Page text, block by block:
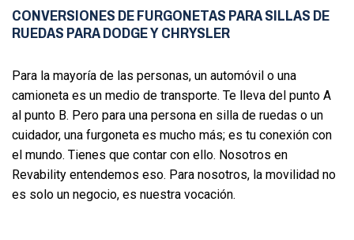
CONVERSIONES DE FURGONETAS PARA SILLAS DE
RUEDAS PARA DODGE Y CHRYSLER
Para la mayoría de las personas, un automóvil o una
camioneta es un medio de transporte. Te lleva del punto A
al punto B. Pero para una persona en silla de ruedas o un
cuidador, una furgoneta es mucho más; es tu conexión con
el mundo. Tienes que contar con ello. Nosotros en
Revability entendemos eso. Para nosotros, la movilidad no
es solo un negocio, es nuestra vocación.